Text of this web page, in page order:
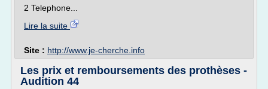
2 Telephone...
Lire la suite
Site : http://www.je-cherche.info
Les prix et remboursements des prothèses -
Audition 44